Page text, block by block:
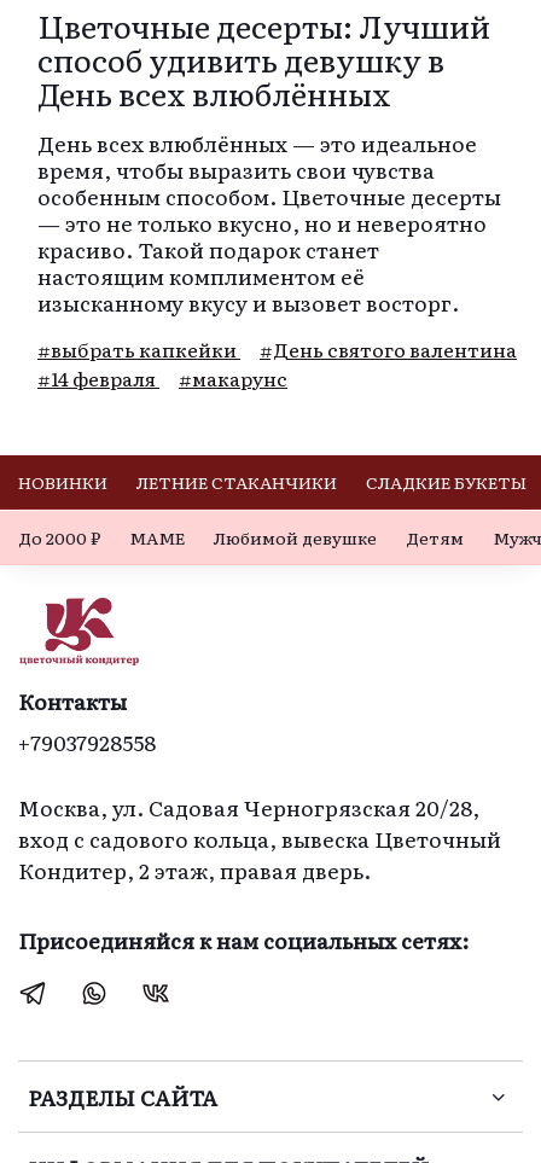
Цветочные десерты: Лучший
способ удивить девушку в
День всех влюблённых
День всех влюблённых — это идеальное
время, чтобы выразить свои чувства
особенным способом. Цветочные десерты
— это не только вкусно, но и невероятно
красиво. Такой подарок станет
настоящим комплиментом её
изысканному вкусу и вызовет восторг.
#выбрать капкейки
#День святого валентина
#14 февраля
#макарунс
НОВИНКИ ЛЕТНИЕ СТАКАНЧИКИ СЛАДКИЕ БУКЕТЫ
До 2000 ₽ МАМЕ Любимой девушке Детям
РАЗДЕЛЫ САЙТА
Контакты
+79037928558
Москва, ул. Садовая Черногрязская 20/28,
вход с садового кольца, вывеска Цветочный
Кондитер, 2 этаж, правая дверь.
Присоединяйся к нам социальных сетях: